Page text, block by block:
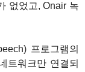
없었고, Onair 녹
프로그램의
트워크만 연결되